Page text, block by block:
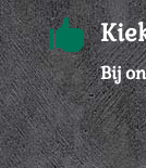

Bij